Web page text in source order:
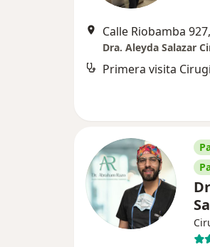
Calle Riobamba
Dra. Aleyda Salazar
Primera visita